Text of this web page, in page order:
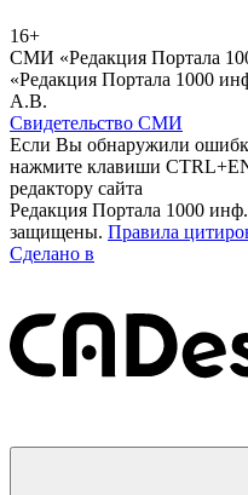
16+
СМИ «Редакция Портала
«Редакция Портала 1000
А.В.
Свидетельство СМИ
Если Вы обнаружили
нажмите клавиши
редактору сайта
Редакция Портала 1000
защищены. Правила
Сделано в